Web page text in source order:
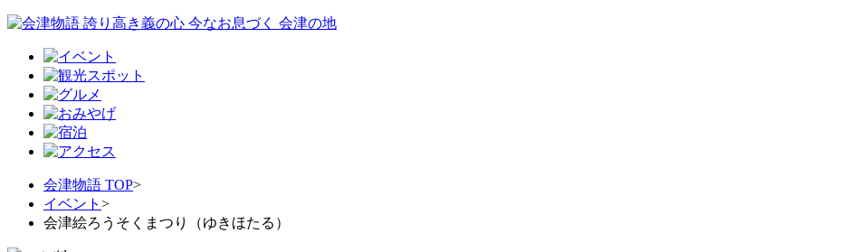
会津物語 TOP>
イベント >
会津絵ろうそくまつり（ゆきほたる）